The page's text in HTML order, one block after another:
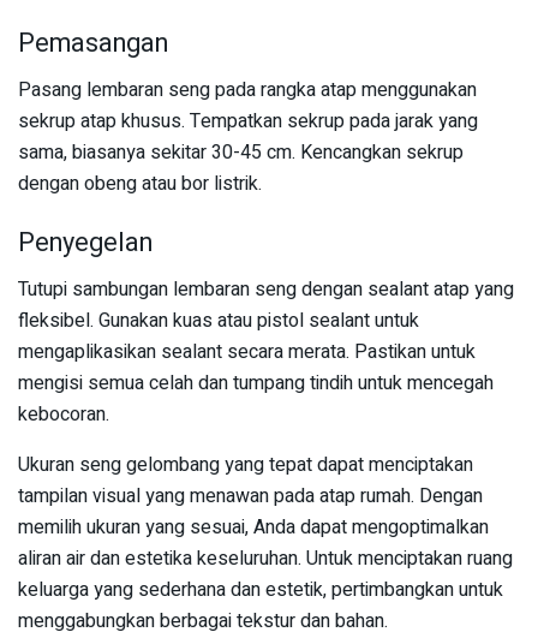
Pemasangan
Pasang lembaran seng pada rangka atap menggunakan
sekrup atap khusus. Tempatkan sekrup pada jarak yang
sama, biasanya sekitar 30-45 cm. Kencangkan sekrup
dengan obeng atau bor listrik.
Penyegelan
Tutupi sambungan lembaran seng dengan sealant atap yang
fleksibel. Gunakan kuas atau pistol sealant untuk
mengaplikasikan sealant secara merata. Pastikan untuk
mengisi semua celah dan tumpang tindih untuk mencegah
kebocoran.
Ukuran seng gelombang yang tepat dapat menciptakan
tampilan visual yang menawan pada atap rumah. Dengan
memilih ukuran yang sesuai, Anda dapat mengoptimalkan
aliran air dan estetika keseluruhan. Untuk menciptakan ruang
keluarga yang sederhana dan estetik, pertimbangkan untuk
menggabungkan berbagai tekstur dan bahan.